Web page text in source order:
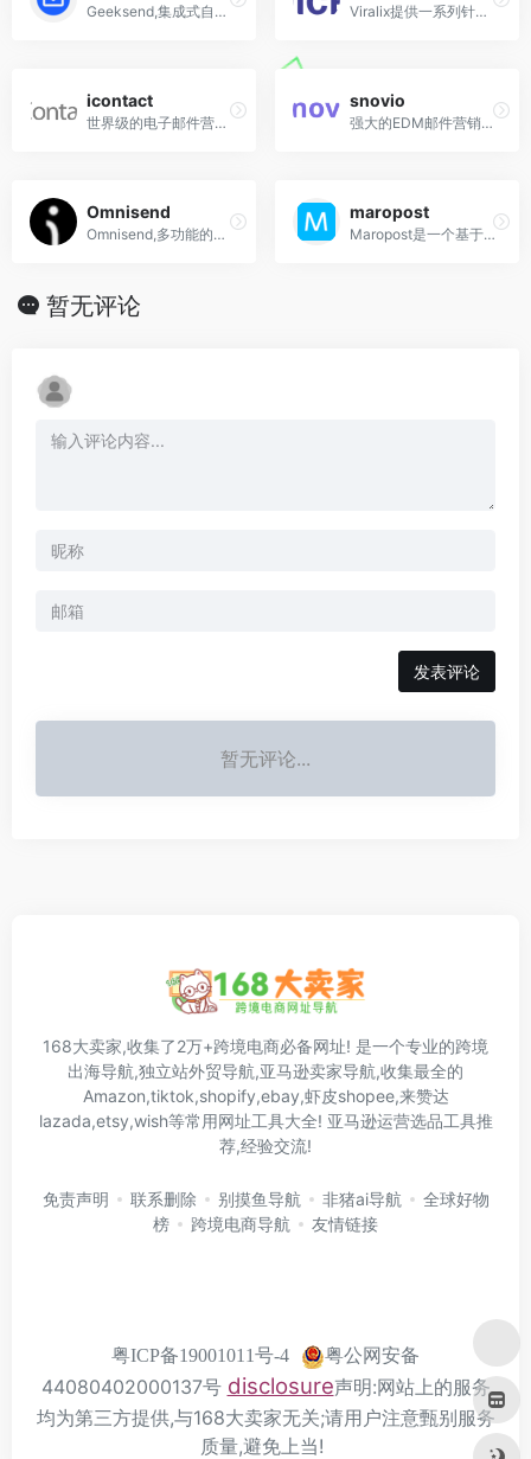
Geeksend,集成式自动化邮件营销管理平台,集成获客、营销和推广功能的自动化邮件平台，涵盖邮箱查找、邮箱验证、邮箱预热和邮件自动化营销四大核心模块 Viralix提供一系列针对亚马逊卖家的服务，利用Amazon Coupons Promotions和自动电子邮件发送工具在社交媒体上向更多买家展示Amazon卖家的产品，并在卖家的亚马逊列表页面上增加评论。
icontact
世界级的电子邮件营销工具
snovio
强大的EDM邮件营销工具,邮箱采集+邮箱验证+联系人管理+邮件发送为一身的网站
Omnisend
Omnisend,多功能的电子商务营销自动化平台,电子邮件营销
maropost
Maropost是一个基于云的营销自动化平台
暂无评论
发表评论
暂无评论...
168大卖家,收集了2万+跨境电商必备网址! 是一个专业的跨境
出海导航,独立站外贸导航,亚马逊卖家导航,收集最全的
Amazon,tiktok,shopify,ebay,虾皮shopee,来赞达
lazada,etsy,wish等常用网址工具大全! 亚马逊运营选品工具推
荐,经验交流!
免责声明 联系删除 别摸鱼导航 非猪ai导航
全球好物
榜
跨境电商导航 友情链接
粤ICP备19001011号-4
粤公网安备
44080402000137号 disclosure声明:网站上的服务
均为第三方提供,与168大卖家无关;请用户注意甄别服务
质量,避免上当!